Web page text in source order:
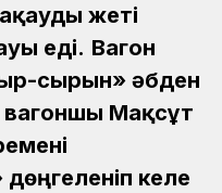
жеті
еді. Вагон
сырын» әбден
вагоншы Мақсұт
келе